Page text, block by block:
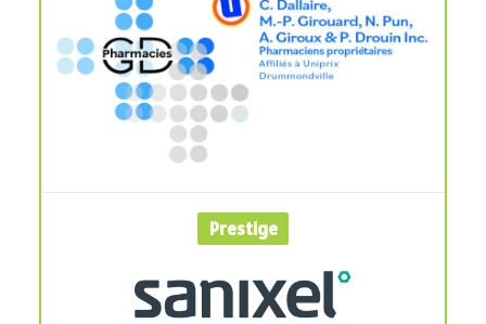
Prestige